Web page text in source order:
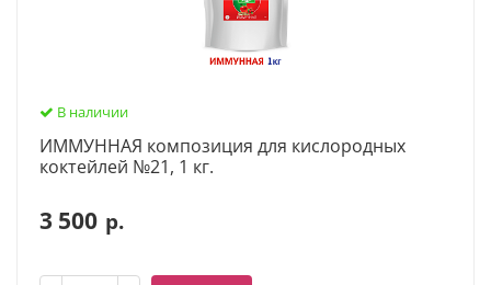
В наличии
ИММУННАЯ композиция для кислородных
коктейлей №21, 1 кг.
3 500 р.